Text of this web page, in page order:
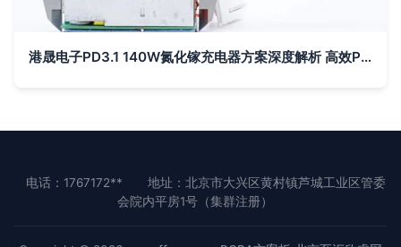
港晟电子PD3.1 140W氮化镓充电器方案深度解析 高效PCBA设计引领快充新高度
电话：1767172**
地址：北京市大兴区黄村镇芦城工业区管委
会院内平房1号（集群注册）